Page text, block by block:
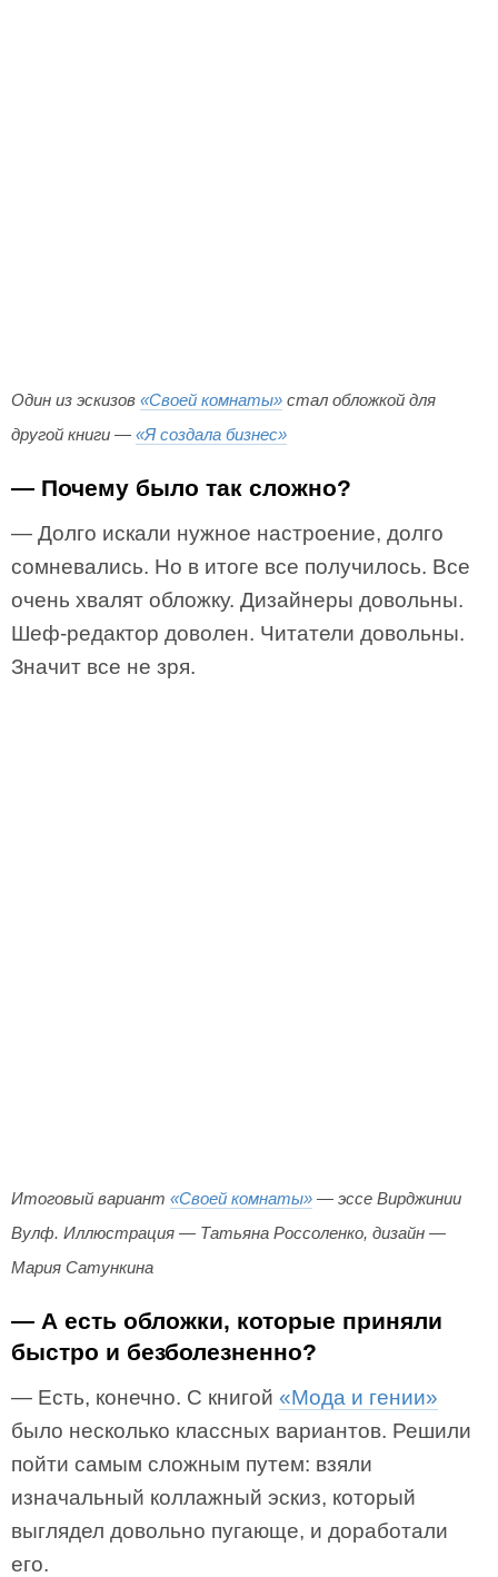
Один из эскизов «Своей комнаты» стал обложкой для
другой книги — «Я создала бизнес»
— Почему было так сложно?
— Долго искали нужное настроение, долго
сомневались. Но в итоге все получилось. Все
очень хвалят обложку. Дизайнеры довольны.
Шеф-редактор доволен. Читатели довольны.
Значит все не зря.
Итоговый вариант «Своей комнаты» — эссе Вирджинии
Вулф. Иллюстрация — Татьяна Россоленко, дизайн —
Мария Сатункина
— А есть обложки, которые приняли
быстро и безболезненно?
— Есть, конечно. С книгой «Мода и гении»
было несколько классных вариантов. Решили
пойти самым сложным путем: взяли
изначальный коллажный эскиз, который
выглядел довольно пугающе, и доработали
его.